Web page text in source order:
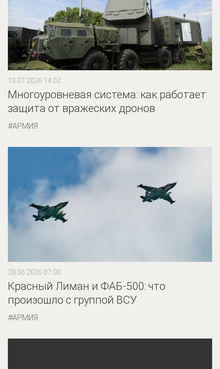
13.07.2026 14:02
Многоуровневая система: как работает
защита от вражеских дронов
АРМИЯ
28.06.2026 07:00
Красный Лиман и ФАБ-500: что
произошло с группой ВСУ
АРМИЯ